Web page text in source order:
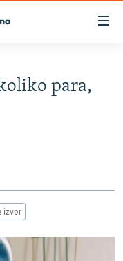
para,
izvor